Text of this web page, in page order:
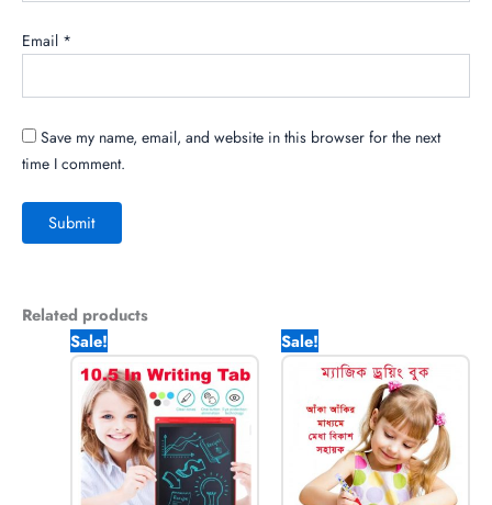
Email *
Save my name, email, and website in this browser for the next
time I comment.
Related products
Sale!
price
was:
1,090.00৳ .
price
is:
720.00৳ .
Sale!
price
was:
990.00৳ .
price
is:
470.00৳ .